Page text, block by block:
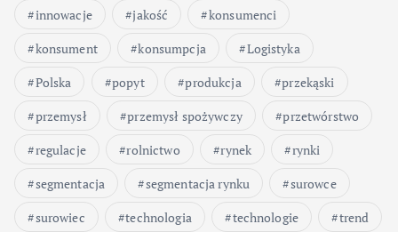
innowacje
jakość
konsumenci
konsument
konsumpcja
Logistyka
Polska
popyt produkcja
przekąski
przemysł
przemysł spożywczy
przetwórstwo
regulacje
rolnictwo rynek
rynki
segmentacja
segmentacja rynku
surowce
surowiec
technologia technologie
trend